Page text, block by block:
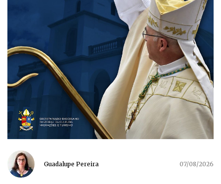
Guadalupe Pereira 07/08/2026